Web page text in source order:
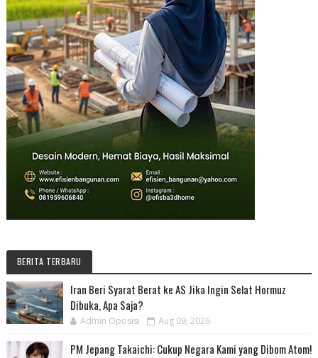
BERITA TERBARU
Iran Beri Syarat Berat ke AS Jika Ingin Selat Hormuz
Dibuka, Apa Saja?
Admin Oposisi Aug 09, 2026
PM Jepang Takaichi: Cukup Negara Kami yang Dibom Atom!